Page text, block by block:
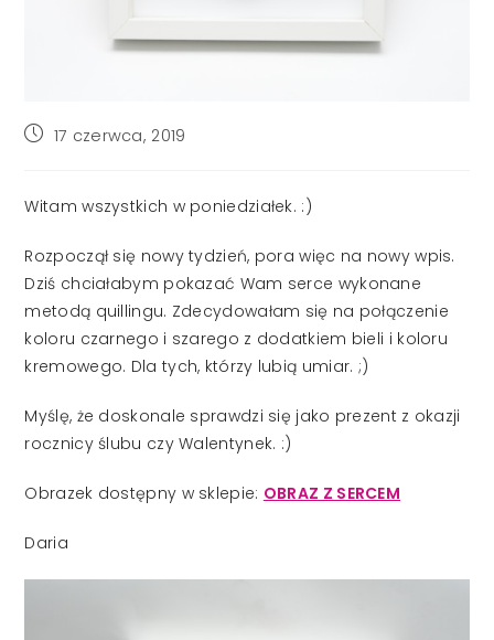
Post17 czerwca, 2019
Witam wszystkich w poniedziałek. :)
Rozpoczął się nowy tydzień, pora więc na nowy wpis.
Dziś chciałabym pokazać Wam serce wykonane
metodą quillingu. Zdecydowałam się na połączenie
koloru czarnego i szarego z dodatkiem bieli i koloru
kremowego. Dla tych, którzy lubią umiar. ;)
Myślę, że doskonale sprawdzi się jako prezent z okazji
rocznicy ślubu czy Walentynek. :)
Obrazek dostępny w sklepie: OBRAZ Z SERCEM
Daria